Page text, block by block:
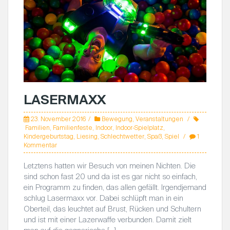
LASERMAXX
23. November 2016 Bewegung, Veranstaltungen
Familien, Familienfeste, Indoor, Indoor-Spielplatz,
Kindergeburtstag, Liesing, Schlechtwetter, Spaß, Spiel
1
Kommentar
Letztens hatten wir Besuch von meinen Nichten. Die
sind schon fast 20 und da ist es gar nicht so einfach,
ein Programm zu finden, das allen gefällt. Irgendjemand
schlug Lasermaxx vor. Dabei schlüpft man in ein
Oberteil, das leuchtet auf Brust, Rücken und Schultern
und ist mit einer Lazerwaffe verbunden. Damit zielt